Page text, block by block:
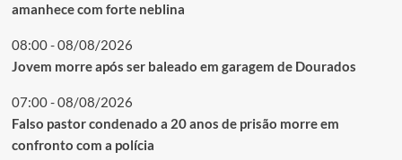
amanhece com forte neblina
08:00 - 08/08/2026
Jovem morre após ser baleado em garagem de Dourados
07:00 - 08/08/2026
Falso pastor condenado a 20 anos de prisão morre em
confronto com a polícia